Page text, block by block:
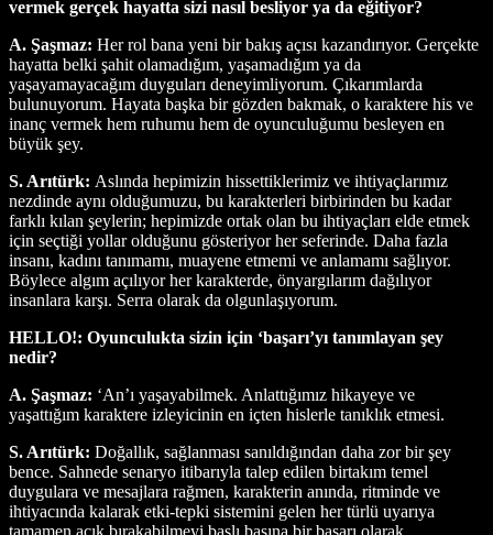
vermek gerçek hayatta sizi nasıl besliyor ya da eğitiyor?
A. Şaşmaz: Her rol bana yeni bir bakış açısı kazandırıyor. Gerçekte
hayatta belki şahit olamadığım, yaşamadığım ya da
yaşayamayacağım duyguları deneyimliyorum. Çıkarımlarda
bulunuyorum. Hayata başka bir gözden bakmak, o karaktere his ve
inanç vermek hem ruhumu hem de oyunculuğumu besleyen en
büyük şey.
S. Arıtürk: Aslında hepimizin hissettiklerimiz ve ihtiyaçlarımız
nezdinde aynı olduğumuzu, bu karakterleri birbirinden bu kadar
farklı kılan şeylerin; hepimizde ortak olan bu ihtiyaçları elde etmek
için seçtiği yollar olduğunu gösteriyor her seferinde. Daha fazla
insanı, kadını tanımamı, muayene etmemi ve anlamamı sağlıyor.
Böylece algım açılıyor her karakterde, önyargılarım dağılıyor
insanlara karşı. Serra olarak da olgunlaşıyorum.
HELLO!: Oyunculukta sizin için ‘başarı’yı tanımlayan şey
nedir?
A. Şaşmaz: ‘An’ı yaşayabilmek. Anlattığımız hikayeye ve
yaşattığım karaktere izleyicinin en içten hislerle tanıklık etmesi.
S. Arıtürk: Doğallık, sağlanması sanıldığından daha zor bir şey
bence. Sahnede senaryo itibarıyla talep edilen birtakım temel
duygulara ve mesajlara rağmen, karakterin anında, ritminde ve
ihtiyacında kalarak etki-tepki sistemini gelen her türlü uyarıya
tamamen açık bırakabilmeyi başlı başına bir başarı olarak